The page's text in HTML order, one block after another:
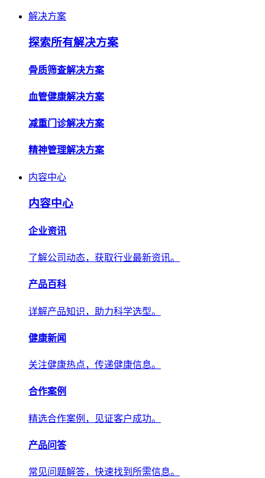
解决方案
探索所有解决方案
骨质筛查解决方案
血管健康解决方案
减重门诊解决方案
精神管理解决方案
内容中心
内容中心
企业资讯
了解公司动态，获取行业最新资讯。
产品百科
详解产品知识，助力科学选型。
健康新闻
关注健康热点，传递健康信息。
合作案例
精选合作案例，见证客户成功。
产品问答
常见问题解答，快速找到所需信息。